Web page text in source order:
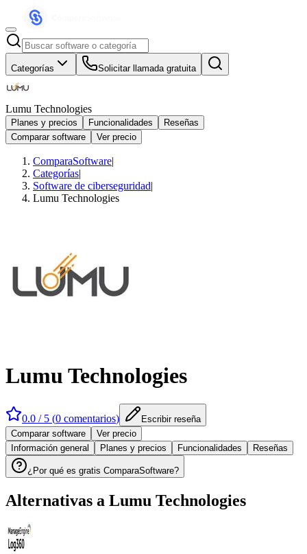
Categorías Solicitar llamada gratuita
Lumu Technologies
Planes y precios Funcionalidades
Reseñas
Comparar software
Ver precio
ComparaSoftware|
Categorías|
Software de ciberseguridad|
Lumu Technologies
Lumu Technologies
0.0 / 5 (0 comentarios)
Escribir reseña
Comparar software
Ver precio
Información general
Planes y precios Funcionalidades Reseñas
¿Por qué es gratis ComparaSoftware?
Alternativas a Lumu Technologies